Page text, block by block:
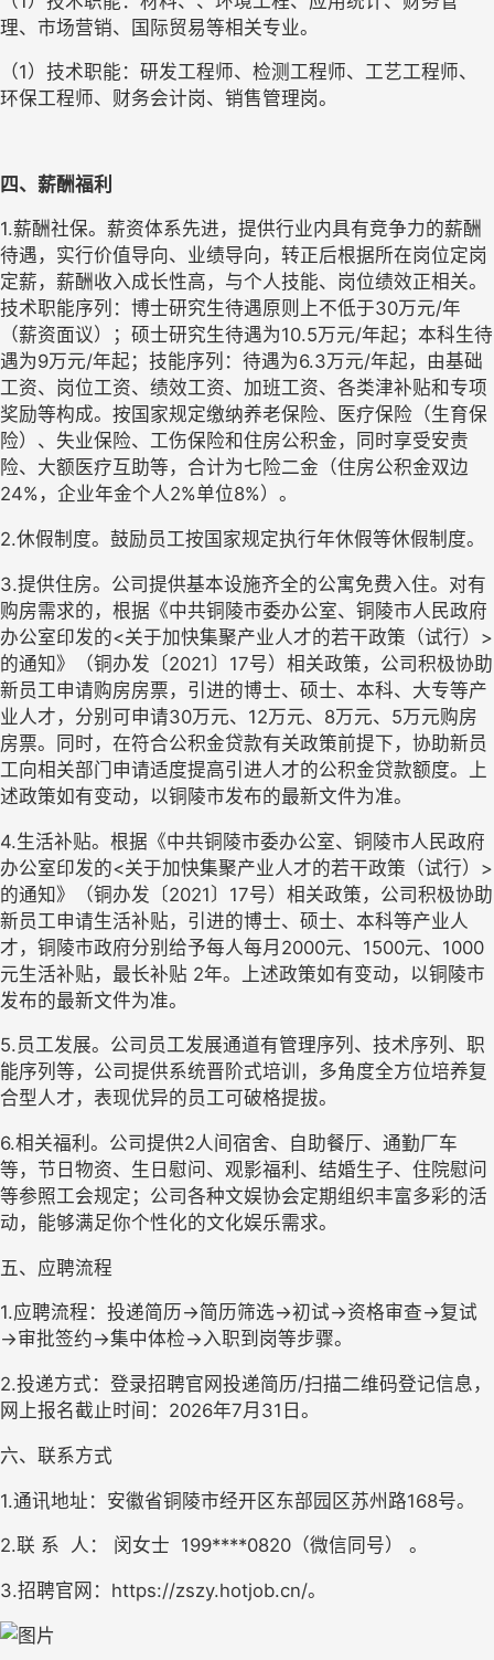
理、市场营销、国际贸易等相关专业。
（1）技术职能：研发工程师、检测工程师、工艺工程师、
环保工程师、财务会计岗、销售管理岗。
四、薪酬福利
1.薪酬社保。薪资体系先进，提供行业内具有竞争力的薪酬
待遇，实行价值导向、业绩导向，转正后根据所在岗位定岗
定薪，薪酬收入成长性高，与个人技能、岗位绩效正相关。
技术职能序列：博士研究生待遇原则上不低于30万元/年
（薪资面议）；硕士研究生待遇为10.5万元/年起；本科生待
遇为9万元/年起；技能序列：待遇为6.3万元/年起，由基础
工资、岗位工资、绩效工资、加班工资、各类津补贴和专项
奖励等构成。按国家规定缴纳养老保险、医疗保险（生育保
险）、失业保险、工伤保险和住房公积金，同时享受安责
险、大额医疗互助等，合计为七险二金（住房公积金双边
24%，企业年金个人2%单位8%）。
2.休假制度。鼓励员工按国家规定执行年休假等休假制度。
3.提供住房。公司提供基本设施齐全的公寓免费入住。对有
购房需求的，根据《中共铜陵市委办公室、铜陵市人民政府
办公室印发的<关于加快集聚产业人才的若干政策（试行）>
的通知》（铜办发〔2021〕17号）相关政策，公司积极协助
新员工申请购房房票，引进的博士、硕士、本科、大专等产
业人才，分别可申请30万元、12万元、8万元、5万元购房
房票。同时，在符合公积金贷款有关政策前提下，协助新员
工向相关部门申请适度提高引进人才的公积金贷款额度。上
述政策如有变动，以铜陵市发布的最新文件为准。
4.生活补贴。根据《中共铜陵市委办公室、铜陵市人民政府
办公室印发的<关于加快集聚产业人才的若干政策（试行）>
的通知》（铜办发〔2021〕17号）相关政策，公司积极协助
新员工申请生活补贴，引进的博士、硕士、本科等产业人
才，铜陵市政府分别给予每人每月2000元、1500元、1000
元生活补贴，最长补贴 2年。上述政策如有变动，以铜陵市
发布的最新文件为准。
5.员工发展。公司员工发展通道有管理序列、技术序列、职
能序列等，公司提供系统晋阶式培训，多角度全方位培养复
合型人才，表现优异的员工可破格提拔。
6.相关福利。公司提供2人间宿舍、自助餐厅、通勤厂车
等，节日物资、生日慰问、观影福利、结婚生子、住院慰问
等参照工会规定；公司各种文娱协会定期组织丰富多彩的活
动，能够满足你个性化的文化娱乐需求。
五、应聘流程
1.应聘流程：投递简历→简历筛选→初试→资格审查→复试
→审批签约→集中体检→入职到岗等步骤。
2.投递方式：登录招聘官网投递简历/扫描二维码登记信息，
网上报名截止时间：2026年7月31日。
六、联系方式
1.通讯地址：安徽省铜陵市经开区东部园区苏州路168号。
2.联 系  人： 闵女士  199****0820（微信同号） 。
3.招聘官网：https://zszy.hotjob.cn/。